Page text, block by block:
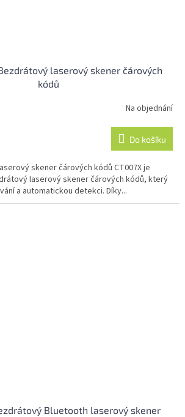
laserový skener čárových
kódů
Na objednání
Do košíku
skener čárových kódů CT007X je
laserový skener čárových kódů, který
a automatickou detekci. Díky...
Bluetooth laserový skener